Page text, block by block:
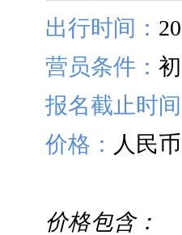
出行时间：
营员条件：
报名截止时
价格： 人民
价格包含：